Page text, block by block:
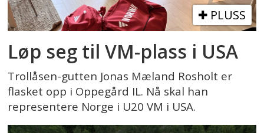
PLUSS
Løp seg til VM-plass i USA
Trollåsen-gutten Jonas Mæland Rosholt er
flasket opp i Oppegård IL. Nå skal han
representere Norge i U20 VM i USA.